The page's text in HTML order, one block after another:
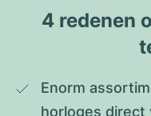
4 redenen
Enorm
horloges direct